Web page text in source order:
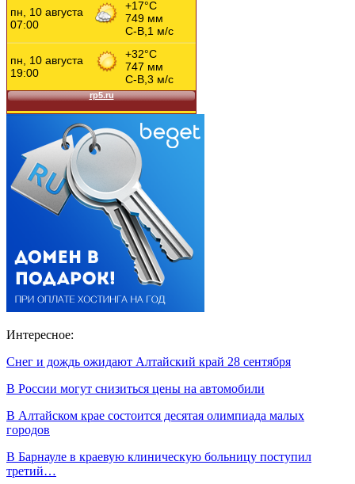
Интересное:
Снег и дождь ожидают Алтайский край 28 сентября
В России могут снизиться цены на автомобили
В Алтайском крае состоится десятая олимпиада малых
городов
В Барнауле в краевую клиническую больницу поступил
третий…